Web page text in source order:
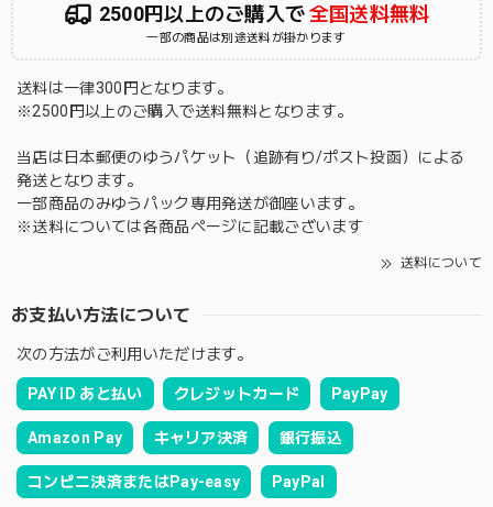
2500円以上のご購入で全国送料無料
一部の商品は別途送料が掛かります
送料は一律300円となります。
※2500円以上のご購入で送料無料となります。
当店は日本郵便のゆうパケット（追跡有り/ポスト投函）による
発送となります。
一部商品のみゆうパック専用発送が御座います。
※送料については各商品ページに記載ございます
送料について
お支払い方法について
次の方法がご利用いただけます。
PAY ID あと払い クレジットカード PayPay
Amazon Pay キャリア決済 銀行振込
コンビニ決済またはPay-easy PayPal